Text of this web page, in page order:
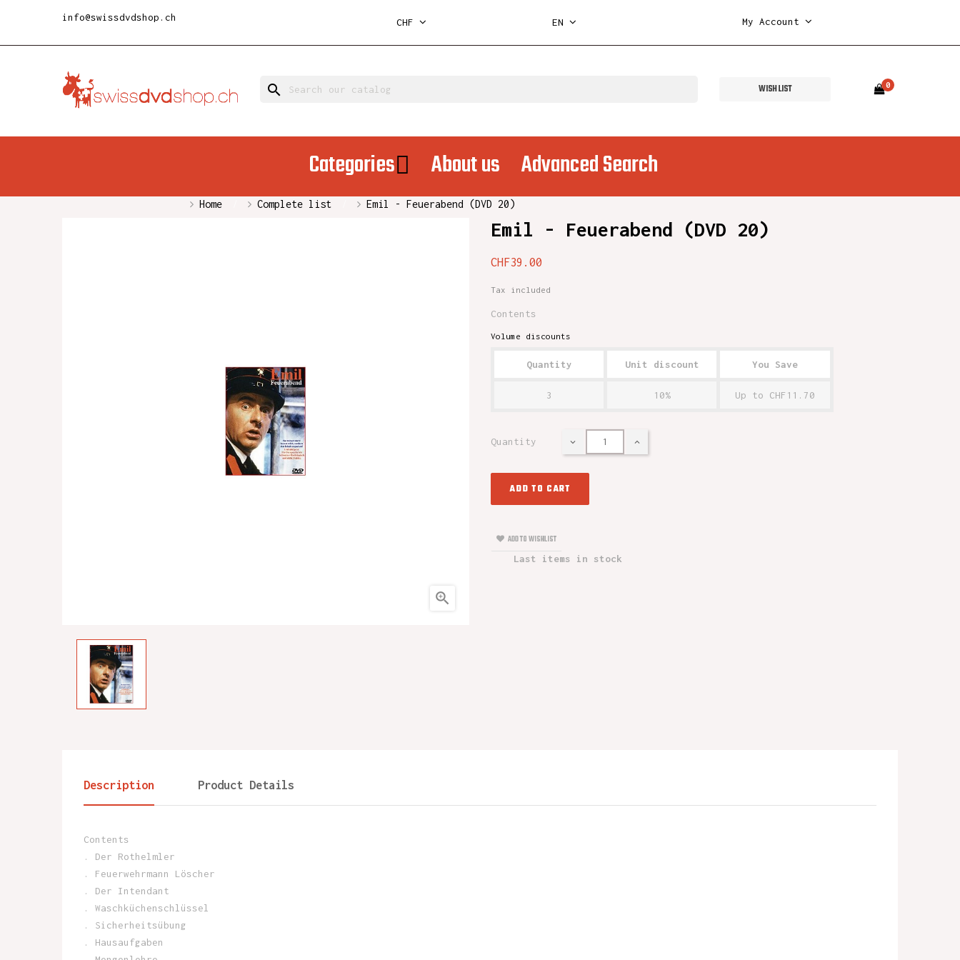
info@swissdvdshop.ch CHF EN My Account
search WISH LIST 0
Categories About us Advanced Search
Home Complete list Emil - Feuerabend (DVD 20)

Emil - Feuerabend (DVD 20)
CHF39.00
Tax included
Contents
Volume discounts
Quantity Unit discount You Save
3 10% Up to CHF11.70
Quantity
ADD TO CART
ADD TO WISHLIST
Last items in stock
Description Product Details
Contents
. Der Rothelmler
. Feuerwehrmann Löscher
. Der Intendant
. Waschküchenschlüssel
. Sicherheitsübung
. Hausaufgaben